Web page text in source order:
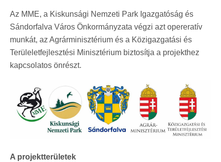
Az MME, a Kiskunsági Nemzeti Park Igazgatóság és
Sándorfalva Város Önkormányzata végzi azt opereratív
munkát, az Agrárminisztérium és a Közigazgatási és
Terüleletfejlesztési Minisztérium biztosítja a projekthez
kapcsolatos önrészt.
A projektterületek